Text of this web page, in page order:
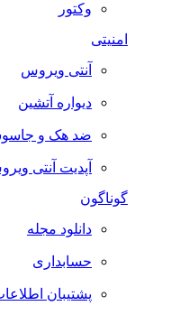
وکتور
امنیتی
آنتی ویروس
دیواره آتشین
ضد هک و جاسوسی
آپدیت آنتی ویروس
گوناگون
دانلود مجله
حسابداری
پشتیبان اطلاعات